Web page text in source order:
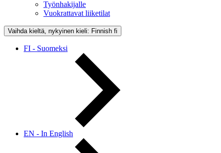
Työnhakijalle
Vuokrattavat liiketilat
Vaihda kieltä, nykyinen kieli: Finnish fi
FI - Suomeksi
EN - In English